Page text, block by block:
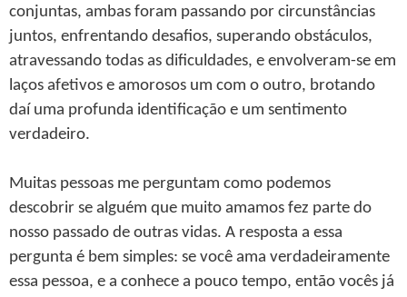
conjuntas, ambas foram passando por circunstâncias
juntos, enfrentando desafios, superando obstáculos,
atravessando todas as dificuldades, e envolveram-se em
laços afetivos e amorosos um com o outro, brotando
daí uma profunda identificação e um sentimento
verdadeiro.
Muitas pessoas me perguntam como podemos
descobrir se alguém que muito amamos fez parte do
nosso passado de outras vidas. A resposta a essa
pergunta é bem simples: se você ama verdadeiramente
essa pessoa, e a conhece a pouco tempo, então vocês já